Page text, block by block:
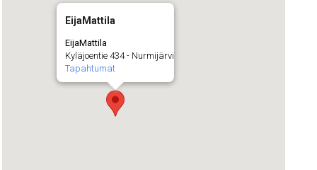
EijaMattila
EijaMattila
Kyläjoentie 434 - Nurmijärvi
Tapahtumat